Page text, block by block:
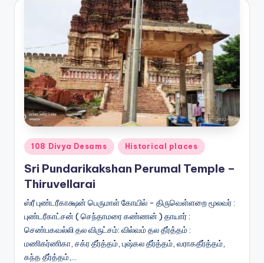
Posted
in
108 Divya Desams Historical places
Sri Pundarikakshan Perumal Temple –
Thiruvellarai
ஸ்ரீ புண்டரீகாக்ஷன் பெருமாள் கோயில் - திருவெள்ளறை மூலவர் :
புண்டரீகாட்சன் ( செந்தாமரை கண்ணன் ) தாயார் :
செண்பகவல்லி தல விருட்சம்: வில்வம் தல தீர்த்தம் :
மணிகர்ணிகா, சக்ர தீர்த்தம், புஷ்கல தீர்த்தம், வராகதீர்த்தம்,
கந்த தீர்த்தம்,…